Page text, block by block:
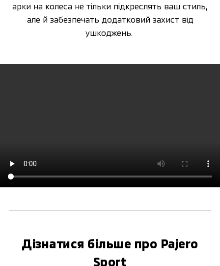
арки на колеса не тільки підкреслять ваш стиль,
але й забезпечать додатковий захист від
ушкоджень. ​​​​​​​​​​​​​​​​​​​​​​​​​​​​​​​​​
Дізнатися більше про Pajero
Sport